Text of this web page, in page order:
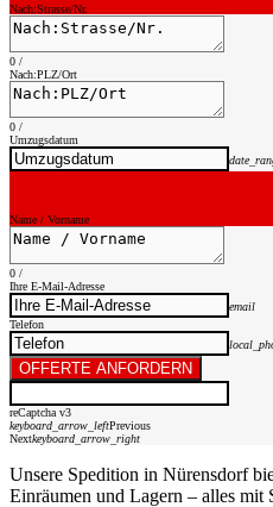
Nach:Strasse/Nr.
0 /
Nach:PLZ/Ort
0 /
Umzugsdatum
Name / Vorname
0 /
Ihre E-Mail-Adresse
email
Telefon
OFFERTE ANFORDERN
reCaptcha v3
keyboard_arrow_leftPrevious
Nextkeyboard_arrow_right
Unsere Spedition in Nürensdorf
Einräumen und Lagern – alles